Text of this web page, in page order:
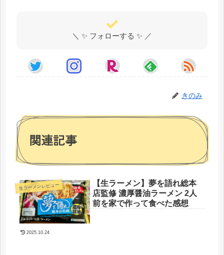
＼ ✨ フォローする ✨ ／
きのみ
関連記事
生ラーメンレビュー
【生ラーメン】夢を語れ総本
店監修 濃厚醤油ラーメン 2人
前を家で作って食べた感想
2025.10.24